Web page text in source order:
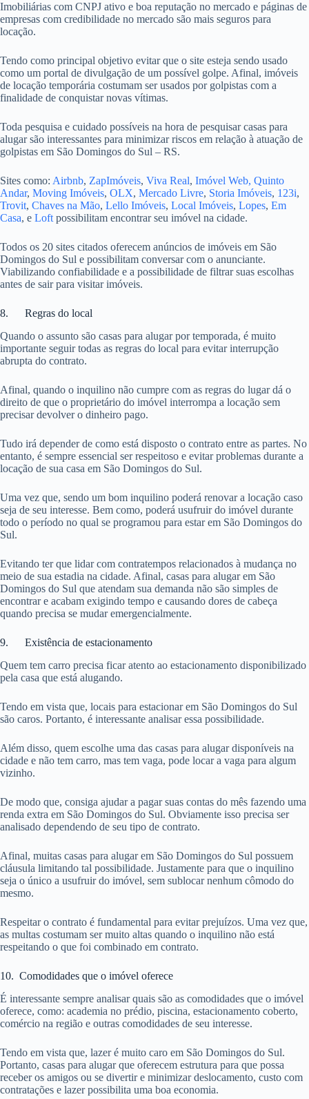
Imobiliárias com CNPJ ativo e boa reputação no mercado e páginas de
empresas com credibilidade no mercado são mais seguros para
locação.
Tendo como principal objetivo evitar que o site esteja sendo usado
como um portal de divulgação de um possível golpe. Afinal, imóveis
de locação temporária costumam ser usados por golpistas com a
finalidade de conquistar novas vítimas.
Toda pesquisa e cuidado possíveis na hora de pesquisar casas para
alugar são interessantes para minimizar riscos em relação à atuação de
golpistas em São Domingos do Sul – RS.
Sites como: Airbnb, ZapImóveis, Viva Real, Imóvel Web, Quinto
Andar, Moving Imóveis, OLX, Mercado Livre, Storia Imóveis, 123i,
Trovit, Chaves na Mão, Lello Imóveis, Local Imóveis, Lopes, Em
Casa, e Loft possibilitam encontrar seu imóvel na cidade.
Todos os 20 sites citados oferecem anúncios de imóveis em São
Domingos do Sul e possibilitam conversar com o anunciante.
Viabilizando confiabilidade e a possibilidade de filtrar suas escolhas
antes de sair para visitar imóveis.
8. Regras do local
Quando o assunto são casas para alugar por temporada, é muito
importante seguir todas as regras do local para evitar interrupção
abrupta do contrato.
Afinal, quando o inquilino não cumpre com as regras do lugar dá o
direito de que o proprietário do imóvel interrompa a locação sem
precisar devolver o dinheiro pago.
Tudo irá depender de como está disposto o contrato entre as partes. No
entanto, é sempre essencial ser respeitoso e evitar problemas durante a
locação de sua casa em São Domingos do Sul.
Uma vez que, sendo um bom inquilino poderá renovar a locação caso
seja de seu interesse. Bem como, poderá usufruir do imóvel durante
todo o período no qual se programou para estar em São Domingos do
Sul.
Evitando ter que lidar com contratempos relacionados à mudança no
meio de sua estadia na cidade. Afinal, casas para alugar em São
Domingos do Sul que atendam sua demanda não são simples de
encontrar e acabam exigindo tempo e causando dores de cabeça
quando precisa se mudar emergencialmente.
9. Existência de estacionamento
Quem tem carro precisa ficar atento ao estacionamento disponibilizado
pela casa que está alugando.
Tendo em vista que, locais para estacionar em São Domingos do Sul
são caros. Portanto, é interessante analisar essa possibilidade.
Além disso, quem escolhe uma das casas para alugar disponíveis na
cidade e não tem carro, mas tem vaga, pode locar a vaga para algum
vizinho.
De modo que, consiga ajudar a pagar suas contas do mês fazendo uma
renda extra em São Domingos do Sul. Obviamente isso precisa ser
analisado dependendo de seu tipo de contrato.
Afinal, muitas casas para alugar em São Domingos do Sul possuem
cláusula limitando tal possibilidade. Justamente para que o inquilino
seja o único a usufruir do imóvel, sem sublocar nenhum cômodo do
mesmo.
Respeitar o contrato é fundamental para evitar prejuízos. Uma vez que,
as multas costumam ser muito altas quando o inquilino não está
respeitando o que foi combinado em contrato.
10. Comodidades que o imóvel oferece
É interessante sempre analisar quais são as comodidades que o imóvel
oferece, como: academia no prédio, piscina, estacionamento coberto,
comércio na região e outras comodidades de seu interesse.
Tendo em vista que, lazer é muito caro em São Domingos do Sul.
Portanto, casas para alugar que oferecem estrutura para que possa
receber os amigos ou se divertir e minimizar deslocamento, custo com
contratações e lazer possibilita uma boa economia.